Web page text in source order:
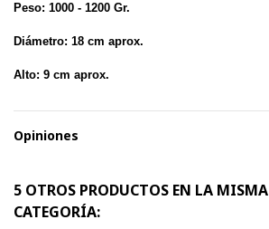
Peso: 1000 - 1200 Gr.
Diámetro: 18 cm aprox.
Alto: 9 cm aprox.
Opiniones
5 OTROS PRODUCTOS EN LA MISMA
CATEGORÍA: